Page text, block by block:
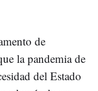
de
la pandemia de
del Estado